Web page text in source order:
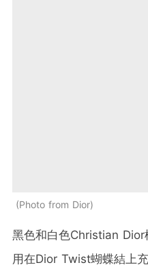
Photo from Dior
黑色和白色Christian
用在Dior Twist蝴蝶結上